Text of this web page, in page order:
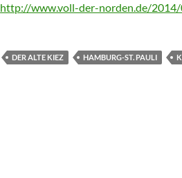
http://www.voll-der-norden.de/
DER ALTE KIEZ HAMBURG-ST. PAULI